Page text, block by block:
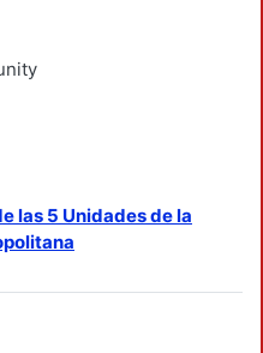
las 5 Unidades de la